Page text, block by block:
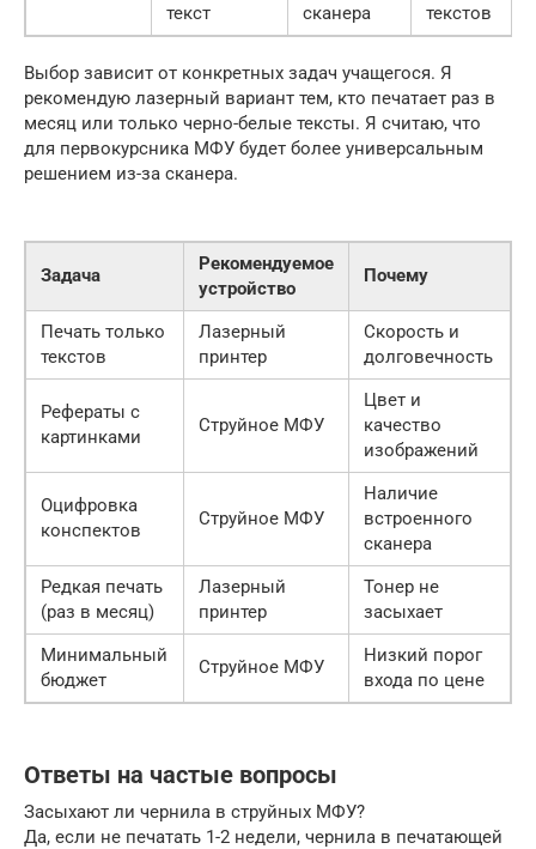
текст
сканера
текстов
Выбор зависит от конкретных задач учащегося. Я
рекомендую лазерный вариант тем, кто печатает раз в
месяц или только черно-белые тексты. Я считаю, что
для первокурсника МФУ будет более универсальным
решением из-за сканера.
Задача
Рекомендуемое
устройство
Почему
Печать только
текстов
Лазерный
принтер
Скорость и
долговечность
Рефераты с
картинками
Струйное МФУ
Цвет и
качество
изображений
Оцифровка
конспектов
Струйное МФУ
Наличие
встроенного
сканера
Редкая печать
(раз в месяц)
Лазерный
принтер
Тонер не
засыхает
Минимальный
бюджет
Струйное МФУ
Низкий порог
входа по цене
Ответы на частые вопросы
Засыхают ли чернила в струйных МФУ?
Да, если не печатать 1-2 недели, чернила в печатающей